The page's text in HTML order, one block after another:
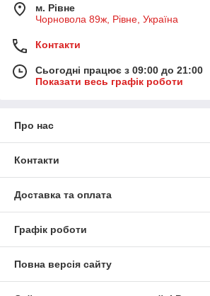
м. Рівне
Чорновола 89ж, Рівне, Україна
Контакти
Сьогодні працює з 09:00 до 21:00
Показати весь графік роботи
Про нас
Контакти
Доставка та оплата
Графік роботи
Повна версія сайту